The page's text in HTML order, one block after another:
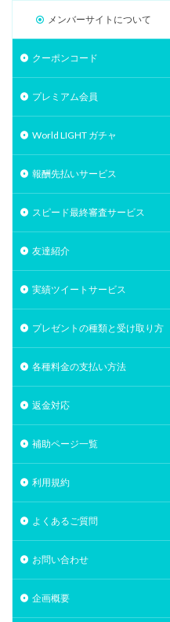
メンバーサイトについて
クーポンコード
プレミアム会員
World LIGHT ガチャ
報酬先払いサービス
スピード最終審査サービス
友達紹介
実績ツイートサービス
プレゼントの種類と受け取り方
各種料金の支払い方法
返金対応
補助ページ一覧
利用規約
よくあるご質問
お問い合わせ
企画概要